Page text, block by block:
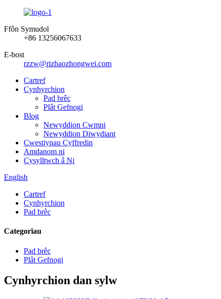
Ffôn Symudol
+86 13256067633
E-bost
rzzw@rizhaozhongwei.com
Cartref
Cynhyrchion
Pad brêc
Plât Gefnogi
Blog
Newyddion Cwmni
Newyddion Diwydiant
Cwestiynau Cyffredin
Amdanom ni
Cysylltwch â Ni
English
Cartref
Cynhyrchion
Pad brêc
Categorïau
Pad brêc
Plât Gefnogi
Cynhyrchion dan sylw